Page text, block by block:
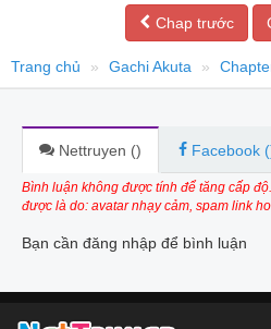
Chap trước
Trang chủ Gachi Akuta
Nettruyen () Facebook (
Bình luận không được tính để tăng cấp
được là do: avatar nhạy cảm, spam link
Bạn cần đăng nhập để bình luận